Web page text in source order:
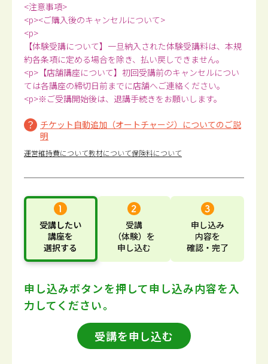
<注意事項>
<p><ご購入後のキャンセルについて>
<p>
【体験受講について】一旦納入された体験受講料は、本規
約各条項に定める場合を除き、払い戻しできません。
<p>【店舗講座について】初回受講前のキャンセルについ
ては各講座の締切日前までに店舗へご連絡ください。
<p>※ご受講開始後は、退講手続きをお願いします。
チケット自動追加（オートチャージ）についてのご説
明
運営維持費について教材について保険料について
受講したい
講座を
選択する
受講
（体験） を
申し込む
申し込み
内容を
確認・完了
申し込みボタンを押して申し込み内容を入
力してください。
受講を申し込む